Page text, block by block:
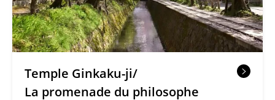
Temple Ginkaku-ji/
La promenade du philosophe